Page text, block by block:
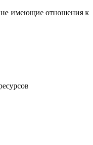
не имеющие отношения к